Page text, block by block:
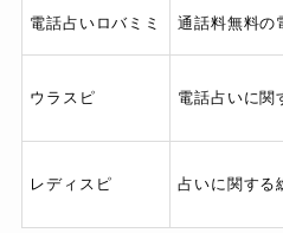
電話占いロバミミ 通話料無料の
ウラスピ 電話占いに関
レディスピ 占いに関する